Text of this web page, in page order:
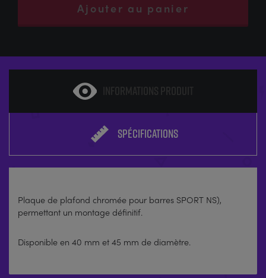
Ajouter au panier
SPÉCIFICATIONS
Plaque de plafond chromée pour barres SPORT NS),
permettant un montage définitif.
Disponible en 40 mm et 45 mm de diamètre.